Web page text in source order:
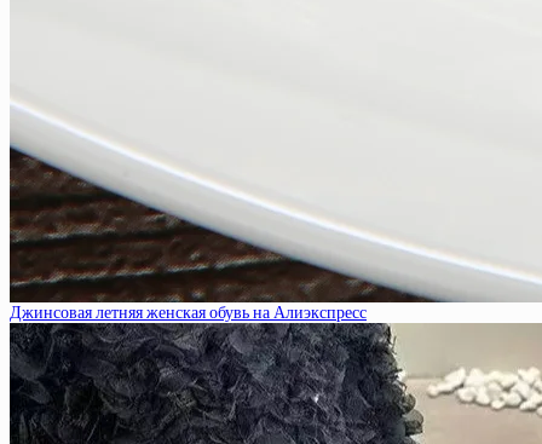
Джинсовая летняя женская обувь на Алиэкспресс